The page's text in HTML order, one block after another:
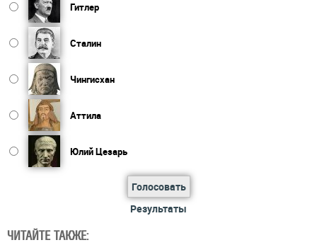
Гитлер
Сталин
Чингисхан
Аттила
Юлий Цезарь
Голосовать
Результаты
ЧИТАЙТЕ ТАКЖЕ: